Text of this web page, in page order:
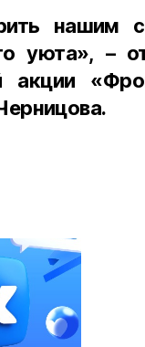
нашим
уюта», –
акции